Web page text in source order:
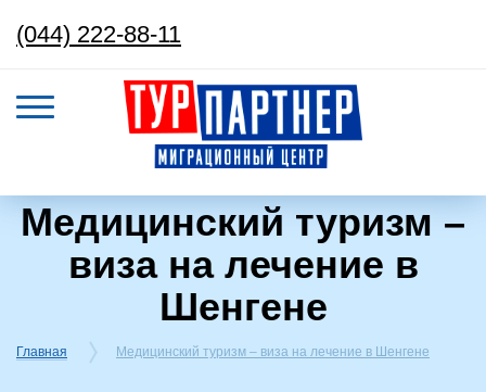
(044) 222-88-11
Медицинский туризм –
виза на лечение в
Шенгене
Главная Медицинский туризм – виза на лечение в Шенгене